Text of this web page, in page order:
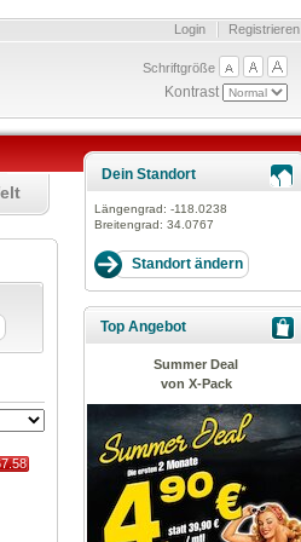
Registrieren
Login
Schriftgröße
Kontrast
Dein Standort
Längengrad: -118.0238
Breitengrad: 34.0767
Top Angebot
Summer Deal
von X-Pack